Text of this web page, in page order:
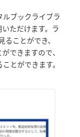
ブックライブラ
ただけます。ラ
ことができ、
できますので、
とができます。